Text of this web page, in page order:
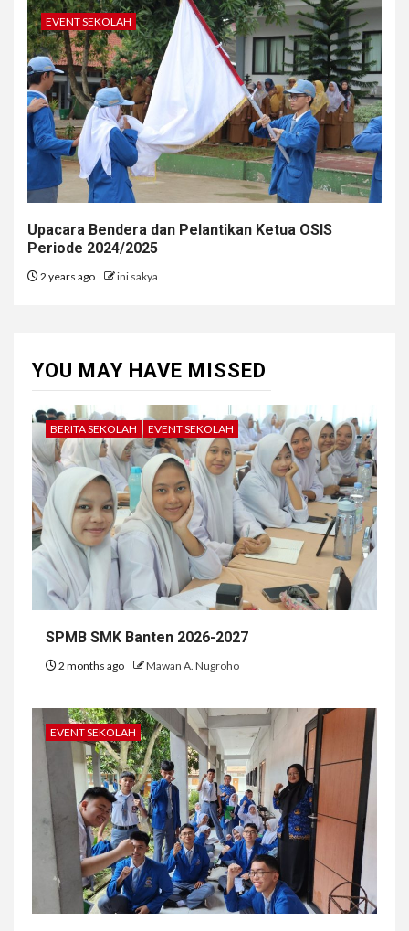
EVENT SEKOLAH
Upacara Bendera dan Pelantikan Ketua OSIS
Periode 2024/2025
2 years ago ini sakya
YOU MAY HAVE MISSED
BERITA SEKOLAH EVENT SEKOLAH
SPMB SMK Banten 2026-2027
2 months ago Mawan A. Nugroho
EVENT SEKOLAH